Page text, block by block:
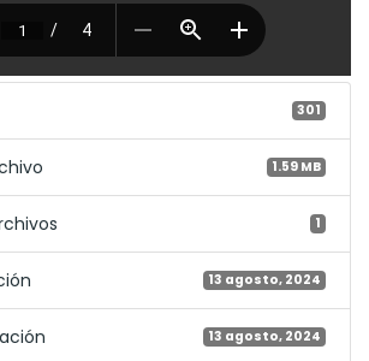
301
1.59 MB
1
13 agosto, 2024
13 agosto, 2024